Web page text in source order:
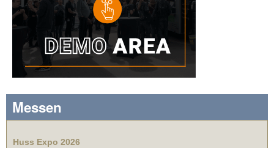
Messen
Huss Expo 2026